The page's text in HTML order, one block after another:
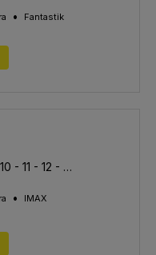
• Fantastik
Ağustos - 09 - 10 - 11 - 12 - 13
• IMAX